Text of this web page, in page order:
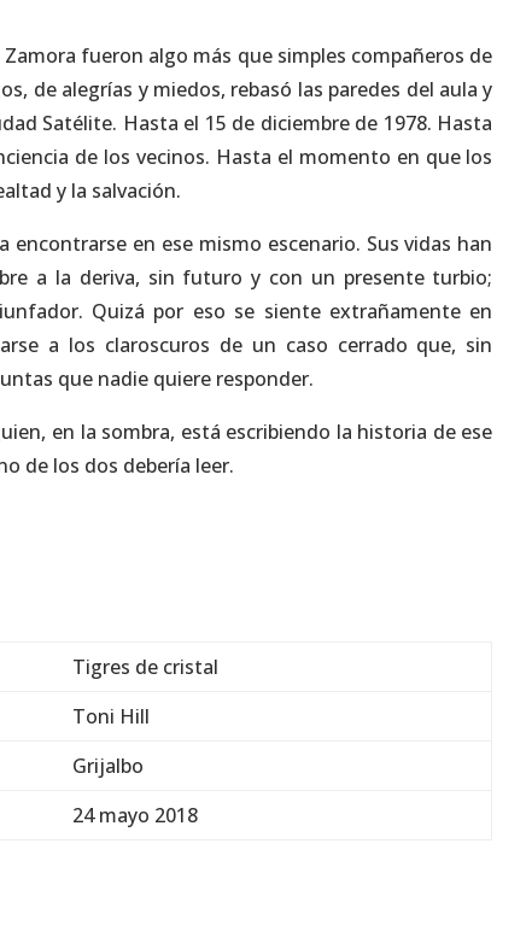
fueron algo más que simples compañeros de
de alegrías y miedos, rebasó las paredes del aula y
Satélite. Hasta el 15 de diciembre de 1978. Hasta
de los vecinos. Hasta el momento en que los
y la salvación.
en ese mismo escenario. Sus vidas han
a la deriva, sin futuro y con un presente turbio;
Quizá por eso se siente extrañamente en
a los claroscuros de un caso cerrado que, sin
que nadie quiere responder.
en la sombra, está escribiendo la historia de ese
de los dos debería leer.
Tigres de cristal
Toni Hill
Grijalbo
24 mayo 2018